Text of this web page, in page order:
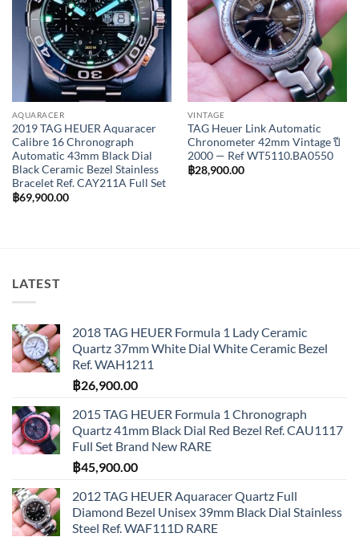
AQUARACER
2019 TAG HEUER Aquaracer
Calibre 16 Chronograph
Automatic 43mm Black Dial
Black Ceramic Bezel Stainless
Bracelet Ref. CAY211A Full Set
฿69,900.00
VINTAGE
TAG Heuer Link Automatic
Chronometer 42mm Vintage ปี
2000 — Ref WT5110.BA0550
฿28,900.00
LATEST
2018 TAG HEUER Formula 1 Lady Ceramic
Quartz 37mm White Dial White Ceramic Bezel
Ref. WAH1211
฿26,900.00
2015 TAG HEUER Formula 1 Chronograph
Quartz 41mm Black Dial Red Bezel Ref. CAU1117
Full Set Brand New RARE
฿45,900.00
2012 TAG HEUER Aquaracer Quartz Full
Diamond Bezel Unisex 39mm Black Dial Stainless
Steel Ref. WAF111D RARE